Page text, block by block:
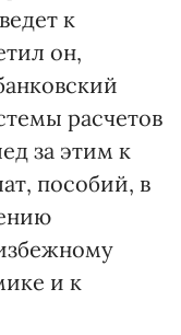
к
он,
расчетов
за этим к
пособий, в
и к